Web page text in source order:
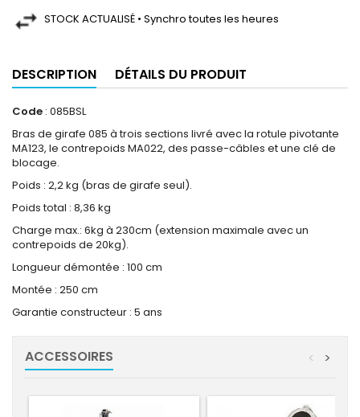
STOCK ACTUALISÉ • Synchro toutes les heures
DESCRIPTION DÉTAILS DU PRODUIT
Code : 085BSL
Bras de girafe 085 à trois sections livré avec la rotule pivotante
MA123, le contrepoids MA022, des passe-câbles et une clé de
blocage.
Poids : 2,2 kg (bras de girafe seul).
Poids total : 8,36 kg
Charge max.: 6kg à 230cm (extension maximale avec un
contrepoids de 20kg).
Longueur démontée : 100 cm
Montée : 250 cm
Garantie constructeur : 5 ans
ACCESSOIRES >
<